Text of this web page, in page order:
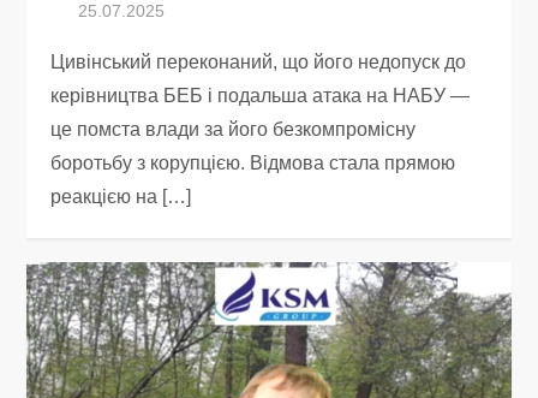
Цивінський переконаний, що його недопуск до
керівництва БЕБ і подальша атака на НАБУ —
це помста влади за його безкомпромісну
боротьбу з корупцією. Відмова стала прямою
реакцією на […]